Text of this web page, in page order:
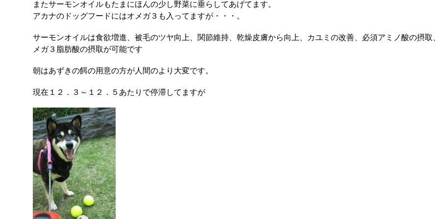
またサーモンオイルもたまにほんの少し野菜に垂らしてあげてます。
アカナのドッグフードにはオメガ３も入ってますが・・・。
サーモンオイルは食欲増進、被毛のツヤ向上、関節維持、乾燥皮膚から向上、カユミの改善、必須アミノ酸の摂取
メガ３脂肪酸の摂取が可能です
朝はあずきの餌の用意の方が人間のより大変です。
現在１２．３～１２．５あたりで停滞してますが